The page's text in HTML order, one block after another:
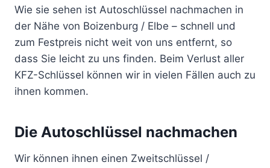
Wie sie sehen ist Autoschlüssel nachmachen in
der Nähe von Boizenburg / Elbe – schnell und
zum Festpreis nicht weit von uns entfernt, so
dass Sie leicht zu uns finden. Beim Verlust aller
KFZ-Schlüssel können wir in vielen Fällen auch zu
ihnen kommen.
Die Autoschlüssel nachmachen
Wir können ihnen einen Zweitschlüssel /